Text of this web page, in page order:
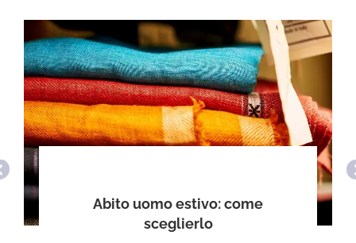
Abito uomo estivo: come
sceglierlo